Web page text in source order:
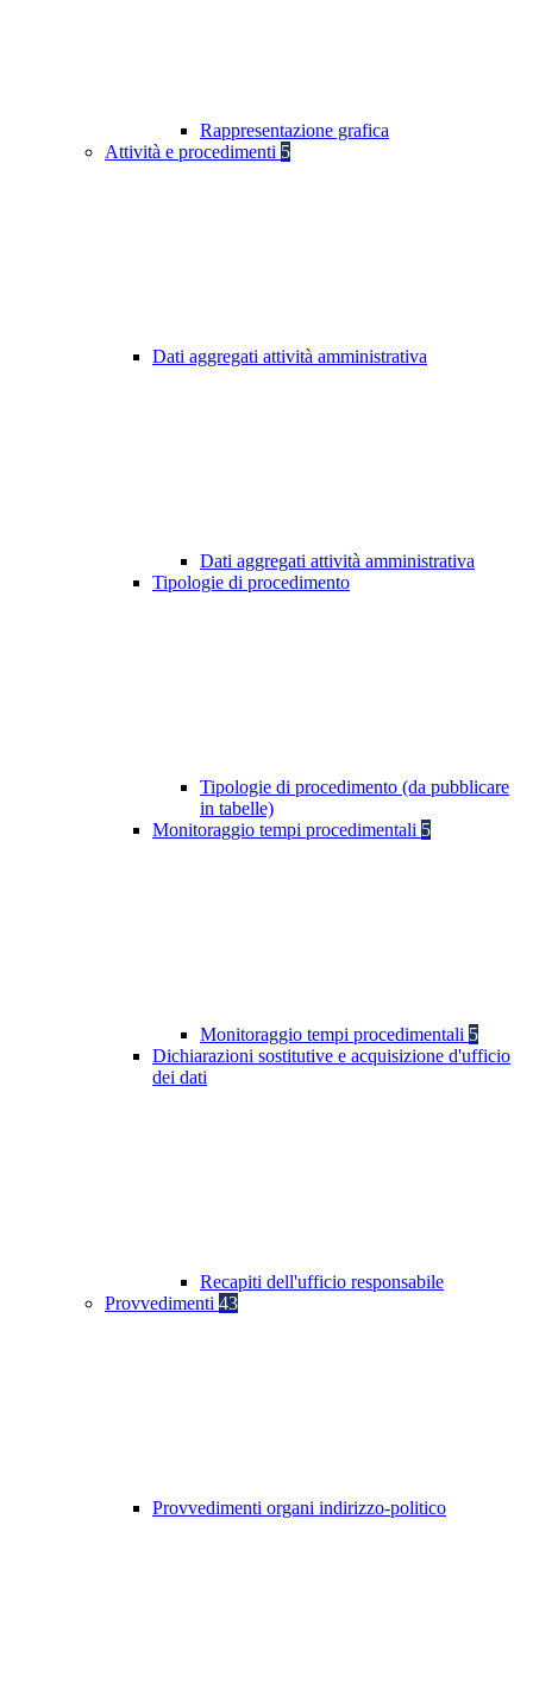
Rappresentazione grafica
Attività e procedimenti 5
Dati aggregati attività amministrativa
Dati aggregati attività amministrativa
Tipologie di procedimento
Tipologie di procedimento (da pubblicare
in tabelle)
Monitoraggio tempi procedimentali 5
Monitoraggio tempi procedimentali 5
Dichiarazioni sostitutive e acquisizione d'ufficio
dei dati
Recapiti dell'ufficio responsabile
Provvedimenti 43
Provvedimenti organi indirizzo-politico